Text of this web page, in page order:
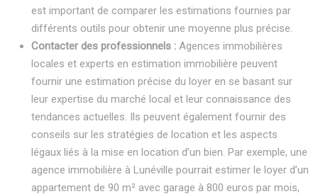
est important de comparer les estimations fournies par
différents outils pour obtenir une moyenne plus précise.
Contacter des professionnels : Agences immobilières
locales et experts en estimation immobilière peuvent
fournir une estimation précise du loyer en se basant sur
leur expertise du marché local et leur connaissance des
tendances actuelles. Ils peuvent également fournir des
conseils sur les stratégies de location et les aspects
légaux liés à la mise en location d’un bien. Par exemple, une
agence immobilière à Lunéville pourrait estimer le loyer d’un
appartement de 90 m² avec garage à 800 euros par mois,